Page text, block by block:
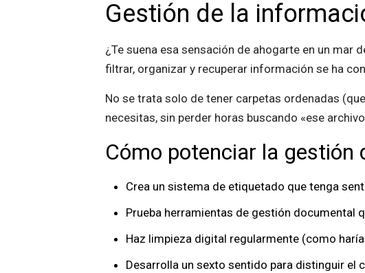
Gestión de la
¿Te suena esa sensación de ahogarte en un mar
filtrar, organizar y recuperar información se ha
No se trata solo de tener carpetas ordenadas
necesitas, sin perder horas buscando «ese
Cómo potenciar la gestión
Crea un sistema de etiquetado que tenga
Prueba herramientas de gestión documental
Haz limpieza digital regularmente (como
Desarrolla un sexto sentido para distinguir